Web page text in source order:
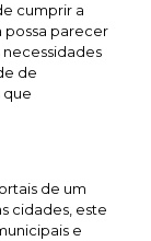
cumprir a
possa parecer
de
que
de um
cidades, este
e